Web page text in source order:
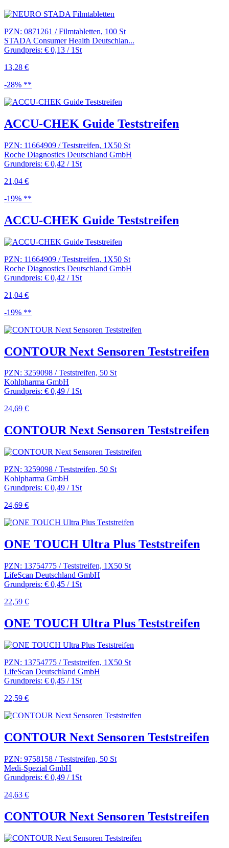
PZN: 0871261 / Filmtabletten, 100 St
STADA Consumer Health Deutschlan...
Grundpreis: € 0,13 / 1St
13,28 €
-28% **
ACCU-CHEK Guide Teststreifen
PZN: 11664909 / Teststreifen, 1X50 St
Roche Diagnostics Deutschland GmbH
Grundpreis: € 0,42 / 1St
21,04 €
-19% **
ACCU-CHEK Guide Teststreifen
PZN: 11664909 / Teststreifen, 1X50 St
Roche Diagnostics Deutschland GmbH
Grundpreis: € 0,42 / 1St
21,04 €
-19% **
CONTOUR Next Sensoren Teststreifen
PZN: 3259098 / Teststreifen, 50 St
Kohlpharma GmbH
Grundpreis: € 0,49 / 1St
24,69 €
CONTOUR Next Sensoren Teststreifen
PZN: 3259098 / Teststreifen, 50 St
Kohlpharma GmbH
Grundpreis: € 0,49 / 1St
24,69 €
ONE TOUCH Ultra Plus Teststreifen
PZN: 13754775 / Teststreifen, 1X50 St
LifeScan Deutschland GmbH
Grundpreis: € 0,45 / 1St
22,59 €
ONE TOUCH Ultra Plus Teststreifen
PZN: 13754775 / Teststreifen, 1X50 St
LifeScan Deutschland GmbH
Grundpreis: € 0,45 / 1St
22,59 €
CONTOUR Next Sensoren Teststreifen
PZN: 9758158 / Teststreifen, 50 St
Medi-Spezial GmbH
Grundpreis: € 0,49 / 1St
24,63 €
CONTOUR Next Sensoren Teststreifen